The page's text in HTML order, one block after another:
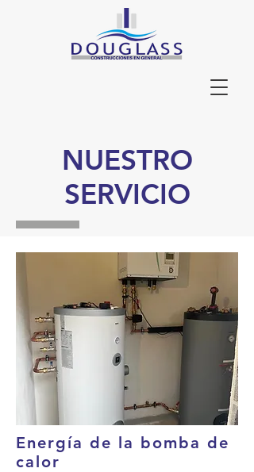
NUESTRO
SERVICIO
Energía de la bomba de
calor